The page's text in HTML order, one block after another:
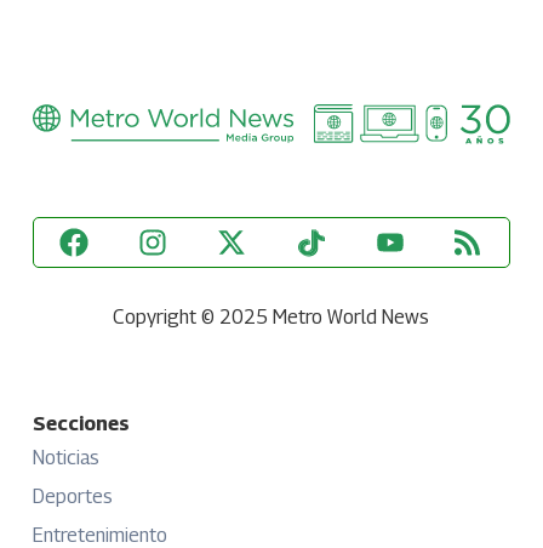
Copyright © 2025 Metro World News
Secciones
Noticias
Deportes
Entretenimiento